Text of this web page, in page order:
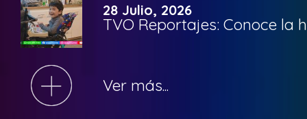
28 Julio, 2026
TVO Reportajes: Conoce la
Ver más...